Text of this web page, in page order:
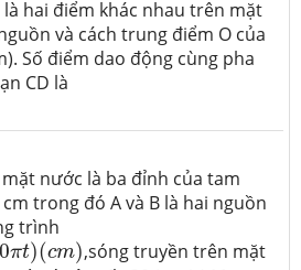
là hai điểm khác nhau trên mặt
và cách trung điểm O của
Số điểm dao động cùng pha
CD là
mặt nước là ba đỉnh của tam
trong đó A và B là hai nguồn
trình
πt)(cm)
t)(cm)
,sóng truyền trên mặt